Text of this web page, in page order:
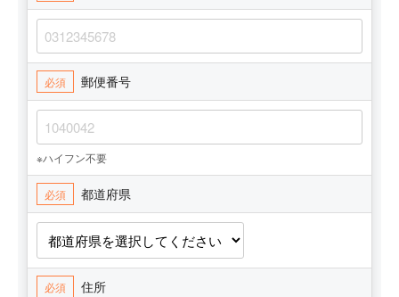
必須 郵便番号
※ハイフン不要
必須 都道府県
必須 住所